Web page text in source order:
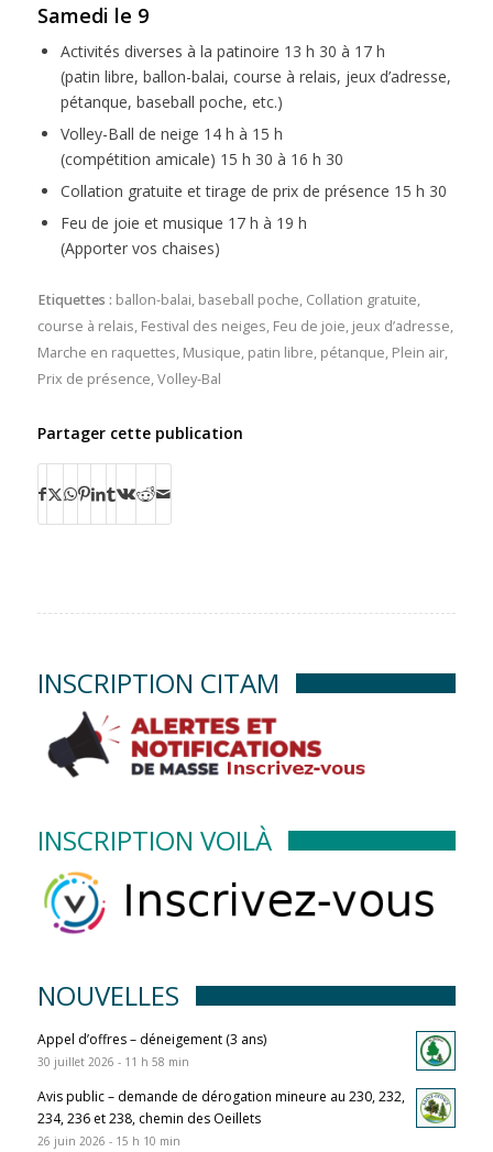
Samedi le 9
Activités diverses à la patinoire 13 h 30 à 17 h
(patin libre, ballon-balai, course à relais, jeux d’adresse,
pétanque, baseball poche, etc.)
Volley-Ball de neige 14 h à 15 h
(compétition amicale) 15 h 30 à 16 h 30
Collation gratuite et tirage de prix de présence 15 h 30
Feu de joie et musique 17 h à 19 h
(Apporter vos chaises)
Etiquettes : ballon-balai, baseball poche, Collation gratuite,
course à relais, Festival des neiges, Feu de joie, jeux d’adresse,
Marche en raquettes, Musique, patin libre, pétanque, Plein air,
Prix de présence,Volley-Bal
Partager cette publication
INSCRIPTION CITAM
INSCRIPTION VOILÀ
NOUVELLES
Appel d’offres – déneigement (3 ans)
30 juillet 2026 - 11 h 58 min
Avis public – demande de dérogation mineure au 230, 232,
234, 236 et 238, chemin des Oeillets
26 juin 2026 - 15 h 10 min